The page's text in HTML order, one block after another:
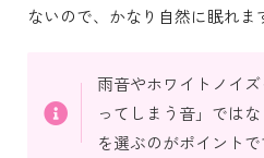
ないので、かなり自然に眠れま
雨音やホワイトノイ
ってしまう音」では
を選ぶのがポイントで